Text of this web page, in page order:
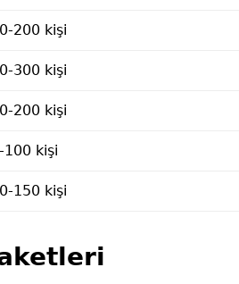
200 kişi
300 kişi
200 kişi
100 kişi
150 kişi